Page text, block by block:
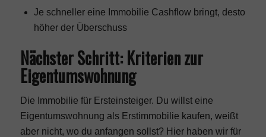
Je schneller eine Immobilie Cashflow bringt, desto
höher der Überschuss
Nächster Schritt: Kriterien zur
Eigentumswohnung
Die Immobilie für Ersteinsteiger. Du willst eine
Eigentumswohnung als Erstimmobilie kaufen, weißt
aber nicht, wo du anfangen sollst? Hier haben wir für